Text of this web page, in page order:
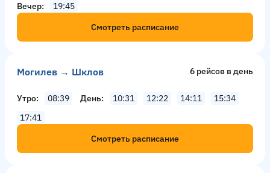
Вечер
19:45
Смотреть расписание
Могилев → Шклов 6 рейсов в день
Утро 08:39 День 10:31 12:22 14:11
15:34
17:41
Смотреть расписание